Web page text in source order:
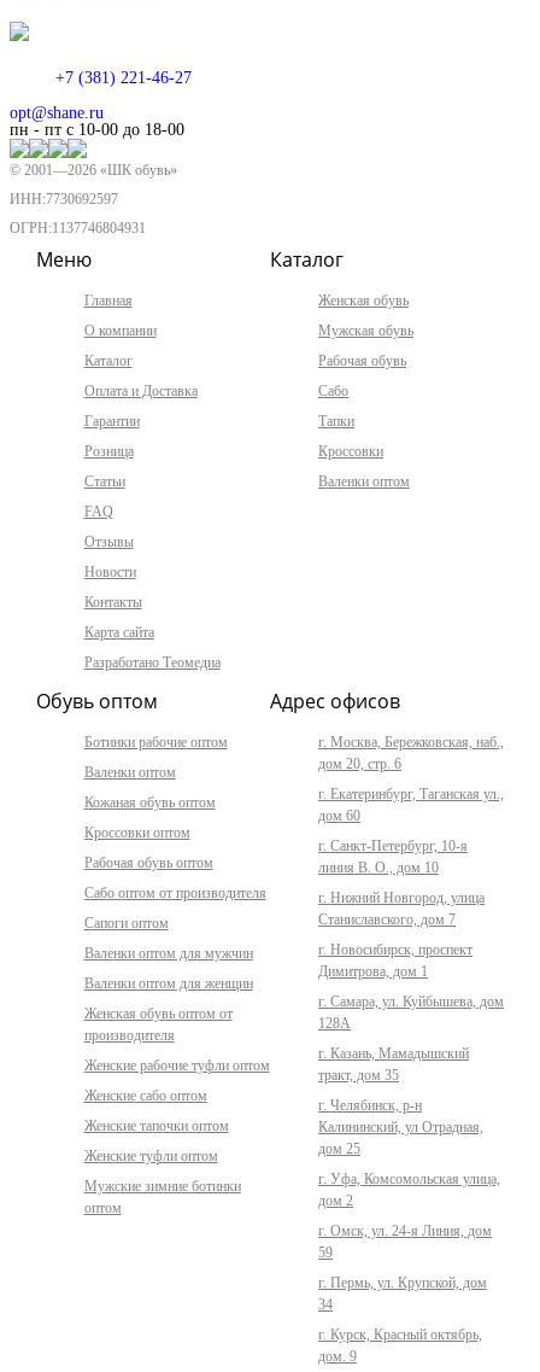
+7 (381) 221-46-27
opt@shane.ru
пн - пт с 10-00 до 18-00
© 2001—2026 «ШК обувь»
ИНН:7730692597
ОГРН:1137746804931
Меню
Главная
О компании
Каталог
Оплата и Доставка
Гарантии
Розница
Статьи
FAQ
Отзывы
Новости
Контакты
Карта сайта
Разработано Теомедиа
Каталог
Женская обувь
Мужская обувь
Рабочая обувь
Сабо
Тапки
Кроссовки
Валенки оптом
Обувь оптом
Ботинки рабочие оптом
Валенки оптом
Кожаная обувь оптом
Кроссовки оптом
Рабочая обувь оптом
Сабо оптом от производителя
Сапоги оптом
Валенки оптом для мужчин
Валенки оптом для женщин
Женская обувь оптом от
производителя
Женские рабочие туфли оптом
Женские сабо оптом
Женские тапочки оптом
Женские туфли оптом
Мужские зимние ботинки
оптом
Адрес офисов
г. Москва, Бережковская, наб.,
дом 20, стр. 6
г. Екатеринбург, Таганская ул.,
дом 60
г. Санкт-Петербург, 10-я
линия В. О., дом 10
г. Нижний Новгород, улица
Станиславского, дом 7
г. Новосибирск, проспект
Димитрова, дом 1
г. Самара, ул. Куйбышева, дом
128А
г. Казань, Мамадышский
тракт, дом 35
г. Челябинск, р-н
Калининский, ул Отрадная,
дом 25
г. Уфа, Комсомольская улица,
дом 2
г. Омск, ул. 24-я Линия, дом
59
г. Пермь, ул. Крупской, дом
34
г. Курск, Красный октябрь,
дом. 9